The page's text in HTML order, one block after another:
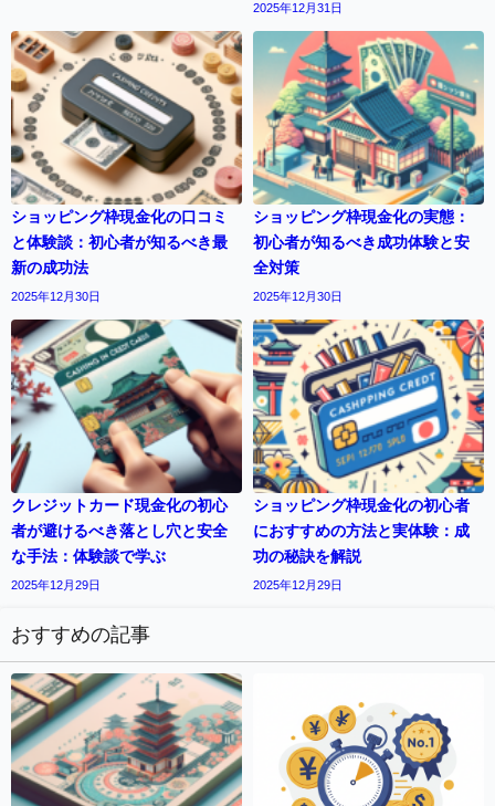
2025年12月31日
ショッピング枠現金化の口コミ
と体験談：初心者が知るべき最
新の成功法
2025年12月30日
ショッピング枠現金化の実態：
初心者が知るべき成功体験と安
全対策
2025年12月30日
クレジットカード現金化の初心
者が避けるべき落とし穴と安全
な手法：体験談で学ぶ
2025年12月29日
ショッピング枠現金化の初心者
におすすめの方法と実体験：成
功の秘訣を解説
2025年12月29日
おすすめの記事